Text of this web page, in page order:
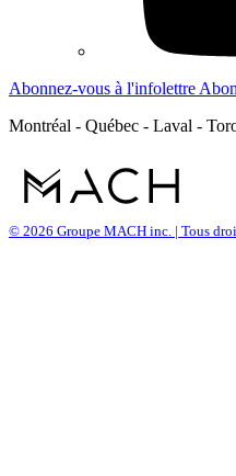
Abonnez-vous à l'infolettre
Montréal - Québec - Laval -
© 2026 Groupe MACH inc. | Tous